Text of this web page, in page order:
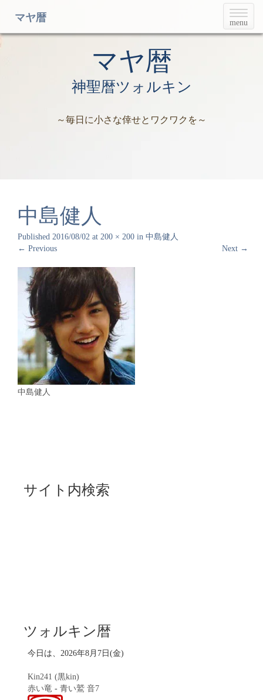
T
o
g
menu
マヤ暦
マヤ暦
神聖暦ツォルキン
～毎日に小さな倖せとワクワクを～
中島健人
Published 2016/08/02 at 200 × 200 in 中島健人
← Previous Next →
中島健人
サイト内検索
ツォルキン暦
今日は、2026年8月7日(金)
Kin241 (黒kin)
赤い竜 - 青い鷲 音7